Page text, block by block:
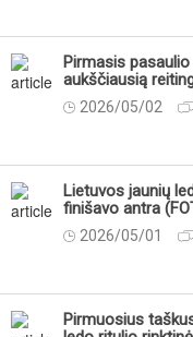
Pirmasis
aukščiausią
2026/05/02
Lietuvos jaunių
finišavo antra
2026/05/01
Pirmuosius